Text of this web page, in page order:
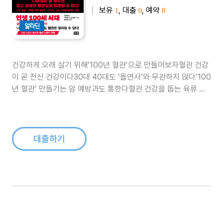
알라딘
보유 1 , 대출 0 , 예약 0
건강하게 오래 살기 위해‘100년 혈관’으로 만들어보자혈관 건강
이 곧 전신 건강이다30대 40대도 ‘돌연사’와 무관하지 않다‘100
년 혈관’ 만들기는 암 예방과도 통한다혈관 건강을 돕는 육류 먹
바로 ..
대출하기